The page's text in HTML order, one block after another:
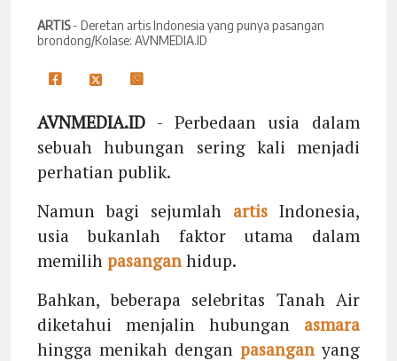
ARTIS- Deretan artis Indonesia yang punya pasangan
brondong/Kolase: AVNMEDIA.ID
AVNMEDIA.ID - Perbedaan usia dalam
sebuah hubungan sering kali menjadi
perhatian publik.
Namun bagi sejumlah artis Indonesia,
usia bukanlah faktor utama dalam
memilih pasangan hidup.
Bahkan, beberapa selebritas Tanah Air
diketahui menjalin hubungan asmara
hingga menikah dengan pasangan yang